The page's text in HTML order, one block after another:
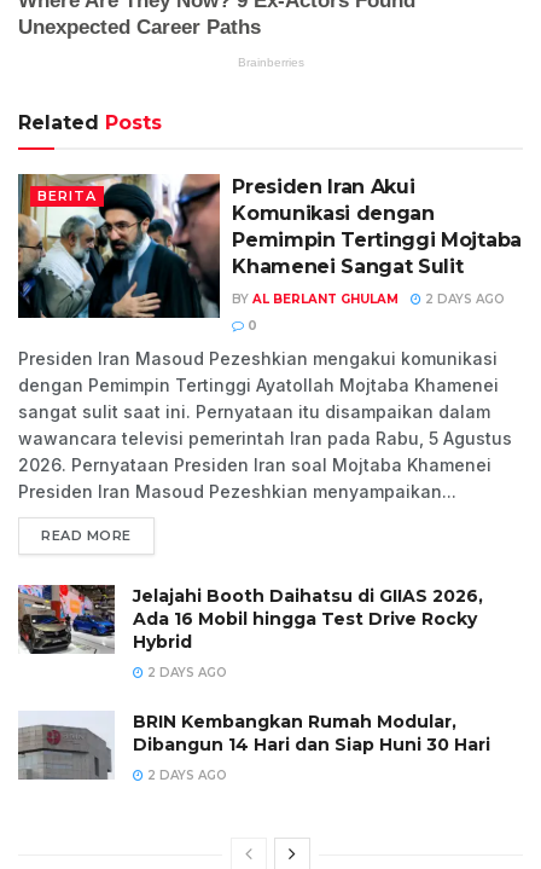
Related Posts
BERITA
Presiden Iran Akui
Komunikasi dengan
Pemimpin Tertinggi Mojtaba
Khamenei Sangat Sulit
BY AL BERLANT GHULAM
2 DAYS AGO
0
Presiden Iran Masoud Pezeshkian mengakui komunikasi
dengan Pemimpin Tertinggi Ayatollah Mojtaba Khamenei
sangat sulit saat ini. Pernyataan itu disampaikan dalam
wawancara televisi pemerintah Iran pada Rabu, 5 Agustus
2026. Pernyataan Presiden Iran soal Mojtaba Khamenei
Presiden Iran Masoud Pezeshkian menyampaikan...
READ MORE
Jelajahi Booth Daihatsu di GIIAS 2026,
Ada 16 Mobil hingga Test Drive Rocky
Hybrid
2 DAYS AGO
BRIN Kembangkan Rumah Modular,
Dibangun 14 Hari dan Siap Huni 30 Hari
2 DAYS AGO